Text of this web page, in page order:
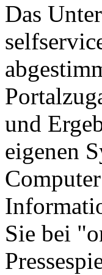
Das
und
eigenen
Sie bei